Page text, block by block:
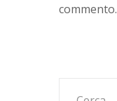
commento.